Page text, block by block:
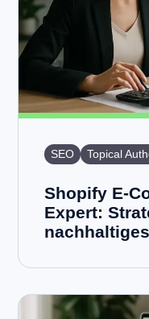
SEO Topical
Shopify E-
Expert: